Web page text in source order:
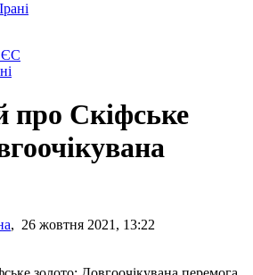
ЄС
про Скіфське
, 26 жовтня 2021, 13:22